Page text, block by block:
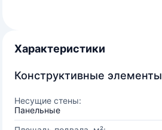
Характеристики
Конструктивные элементы
Несущие стены:
Панельные